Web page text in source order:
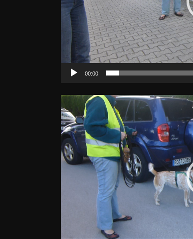
00:00
Video-
Player